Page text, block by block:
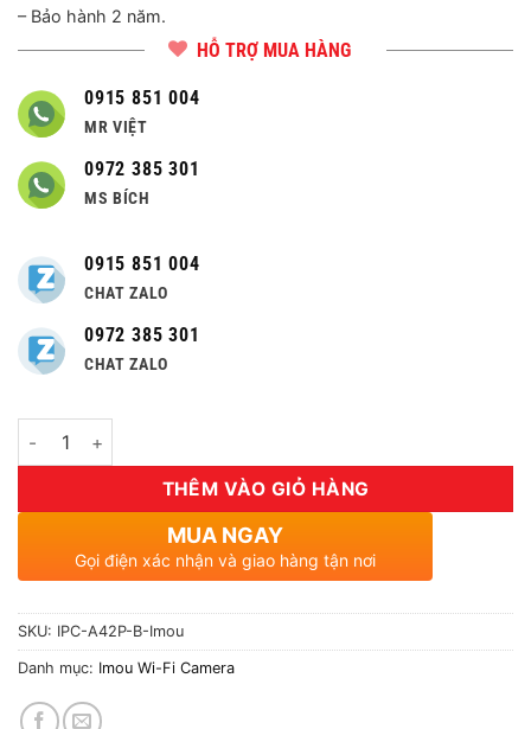
– Bảo hành 2 năm.
HỖ TRỢ MUA HÀNG
0915 851 004
MR VIỆT
0972 385 301
MS BÍCH
0915 851 004
CHAT ZALO
0972 385 301
CHAT ZALO
Số lượng
THÊM VÀO GIỎ HÀNG
MUA NGAY
Gọi điện xác nhận và giao hàng tận nơi
SKU: IPC-A42P-B-Imou
Danh mục: Imou Wi-Fi Camera